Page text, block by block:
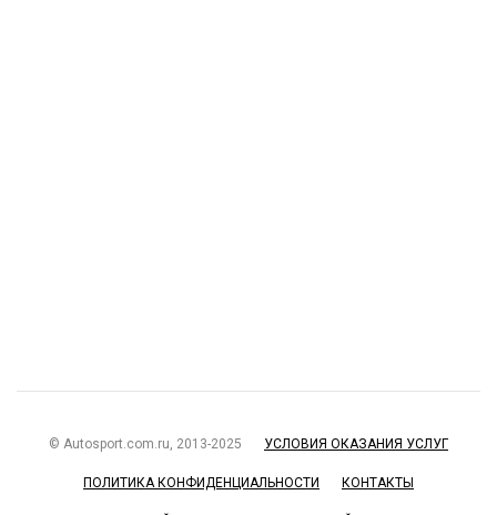
© Autosport.com.ru, 2013-2025 УСЛОВИЯ ОКАЗАНИЯ УСЛУГ
ПОЛИТИКА КОНФИДЕНЦИАЛЬНОСТИ КОНТАКТЫ